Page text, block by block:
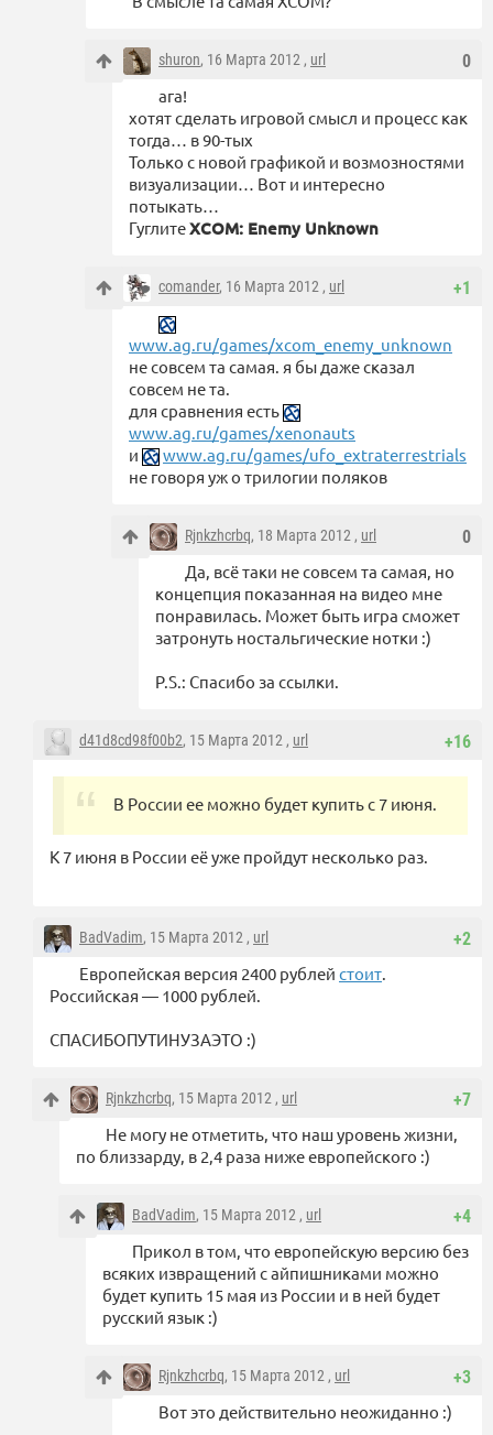
0
shuron, 16 Марта 2012 , url
ага!
хотят сделать игровой смысл и процесс как
тогда… в 90-тых
Только с новой графикой и возмозностями
визуализации… Вот и интересно
потыкать…
ГуглитеXCOM: Enemy Unknown
+1
comander, 16 Марта 2012 , url
www.ag.ru/games/xcom_enemy_unknown
не совсем та самая. я бы даже сказал
совсем не та.
для сравнения есть
www.ag.ru/games/xenonauts
и
www.ag.ru/games/ufo_extraterrestrials
не говоря уж о трилогии поляков
0
Rjnkzhcrbq, 18 Марта 2012 , url
Да, всё таки не совсем та самая, но
концепция показанная на видео мне
понравилась. Может быть игра сможет
затронуть ностальгические нотки :)
P.S.: Спасибо за ссылки.
+16
d41d8cd98f00b2, 15 Марта 2012 , url
В России ее можно будет купить с 7 июня.
К 7 июня в России её уже пройдут несколько раз.
+2
BadVadim, 15 Марта 2012 , url
Европейская версия 2400 рублей стоит.
Российская — 1000 рублей.
СПАСИБОПУТИНУЗАЭТО :)
+7
Rjnkzhcrbq, 15 Марта 2012 , url
Не могу не отметить, что наш уровень жизни,
по близзарду, в 2,4 раза ниже европейского :)
+4
BadVadim, 15 Марта 2012 , url
Прикол в том, что европейскую версию без
всяких извращений с айпишниками можно
будет купить 15 мая из России и в ней будет
русский язык :)
+3
Rjnkzhcrbq, 15 Марта 2012 , url
Вот это действительно неожиданно :)